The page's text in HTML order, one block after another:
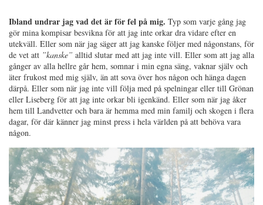
Ibland undrar jag vad det är för fel på mig. Typ som varje gång jag
gör mina kompisar besvikna för att jag inte orkar dra vidare efter en
utekväll. Eller som när jag säger att jag kanske följer med någonstans, för
de vet att ”kanske” alltid slutar med att jag inte vill. Eller som att jag alla
gånger av alla hellre går hem, somnar i min egna säng, vaknar själv och
äter frukost med mig själv, än att sova över hos någon och hänga dagen
därpå. Eller som när jag inte vill följa med på spelningar eller till Grönan
eller Liseberg för att jag inte orkar bli igenkänd. Eller som när jag åker
hem till Landvetter och bara är hemma med min familj och skogen i flera
dagar, för där känner jag minst press i hela världen på att behöva vara
någon.